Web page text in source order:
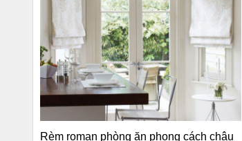
Rèm roman phòng ăn phong cách châu